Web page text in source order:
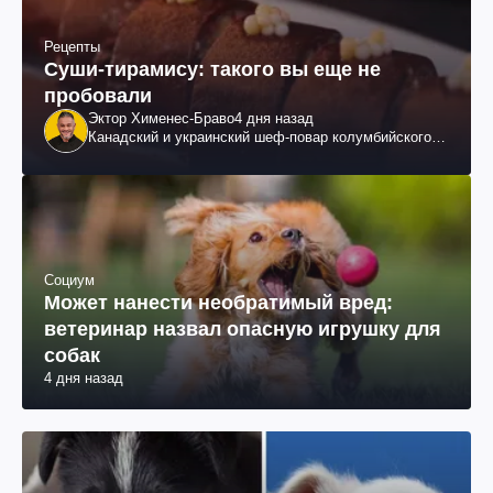
Рецепты
Суши-тирамису: такого вы еще не
пробовали
Эктор Хименес-Браво4 дня назад
Канадский и украинский шеф-повар колумбийского
Социум
Может нанести необратимый вред:
ветеринар назвал опасную игрушку для
собак
4 дня назад